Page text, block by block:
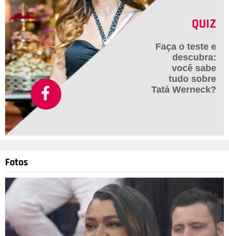
QUIZ
Faça o teste e
descubra:
você sabe
tudo sobre
Tatá Werneck?
Fotos